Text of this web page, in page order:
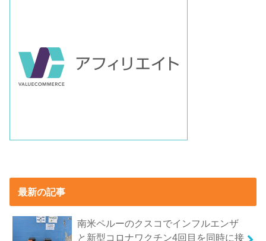
最新の記事
南米ペルーのクスコでインフルエンザ
と新型コロナワクチン4回目を同時に接